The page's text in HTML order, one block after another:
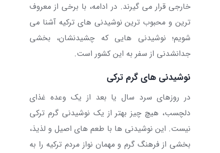
خارجی قرار می گیرند. در ادامه، با برخی از معروف
ترین و محبوب ترین نوشیدنی های ترکیه آشنا می
شویم؛ نوشیدنی هایی که چشیدنشان، بخشی
جدانشدنی از سفر به این کشور است.
نوشیدنی های گرم ترکی
در روزهای سرد سال یا بعد از یک وعده‌ غذای
دلچسب، هیچ چیز بهتر از یک نوشیدنی گرم ترکی
نیست. این نوشیدنی ها با طعم های اصیل و لذیذ،
بخشی از فرهنگ گرم و مهمان نواز مردم ترکیه را به